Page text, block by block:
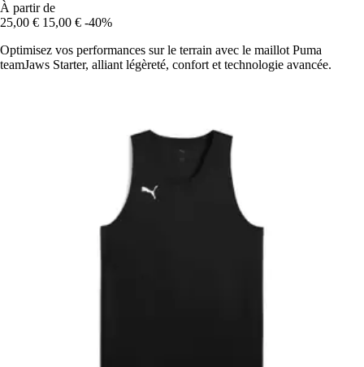
À partir de
25,00 € 15,00 € -40%
Optimisez vos performances sur le terrain avec le maillot Puma
teamJaws Starter, alliant légèreté, confort et technologie avancée.